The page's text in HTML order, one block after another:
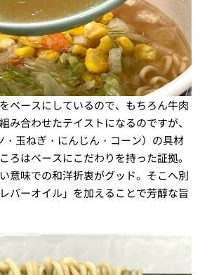
ベースにしているので、もちろん牛肉
み合わせたテイストになるのですが、
玉ねぎ・にんじん・コーン）の具材
ろはベースにこだわりを持った証拠。
意味での和洋折衷がグッド。そこへ別
バーオイル」を加えることで芳醇な旨